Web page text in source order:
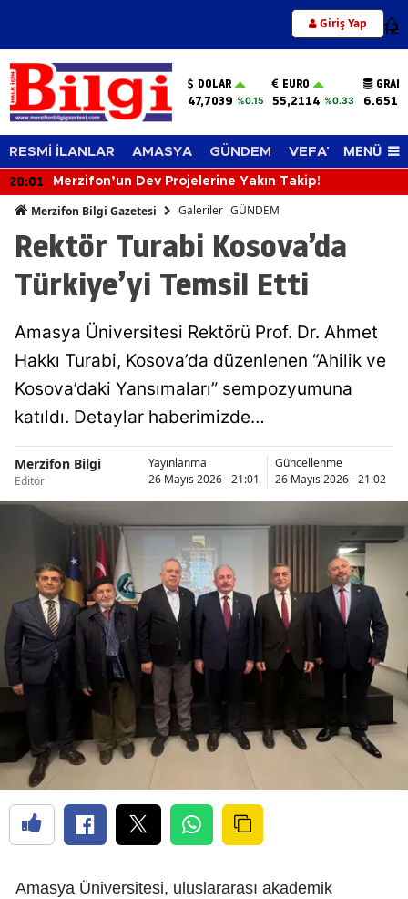
Giriş Yap 12
DOLAR
47,7039 %0.15
EURO
55,2114 %0.33
RESMİ İLANLAR AMASYA GÜNDEM VEFAT EDENLER
MENÜ
20:01 Merzifon’un Dev Projelerine Yakın Takip!
Merzifon Bilgi Gazetesi Galeriler GÜNDEM
Rektör Turabi Kosova’da
Türkiye’yi Temsil Etti
Amasya Üniversitesi Rektörü Prof. Dr. Ahmet
Hakkı Turabi, Kosova’da düzenlenen “Ahilik ve
Kosova’daki Yansımaları” sempozyumuna
katıldı. Detaylar haberimizde…
Merzifon Bilgi
Editör
Yayınlanma
26 Mayıs 2026 - 21:01
Güncellenme
26 Mayıs 2026 - 21:02
Amasya Üniversitesi, uluslararası akademik